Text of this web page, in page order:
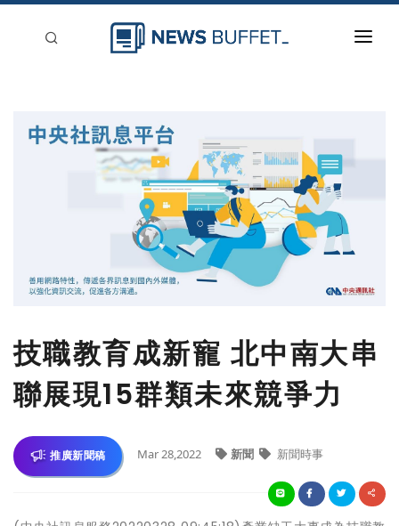
技職教育成新寵 北中南大串
聯展現15群類未來競爭力
推廣新聞稿 Mar 28,2022 新聞 新聞時事